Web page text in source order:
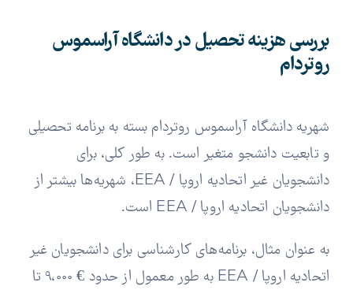
بررسی هزینه تحصیل در دانشگاه آراسموس
روتردام
شهریه‌ دانشگاه آراسموس روتردام بسته به برنامه تحصیلی
و تابعیت دانشجو متغیر است. به طور کلی، برای
دانشجویان غیر اتحادیه اروپا / EEA، شهریه‌ها بیشتر از
دانشجویان اتحادیه اروپا / EEA است.
به عنوان مثال، برنامه‌های کارشناسی برای دانشجویان غیر
اتحادیه اروپا / EEA به طور معمول از حدود € 9،000 تا